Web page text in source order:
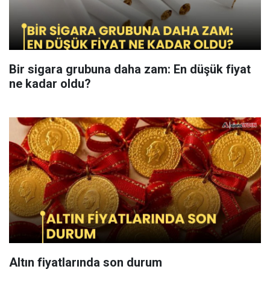
Bir sigara grubuna daha zam: En düşük fiyat
ne kadar oldu?
Altın fiyatlarında son durum